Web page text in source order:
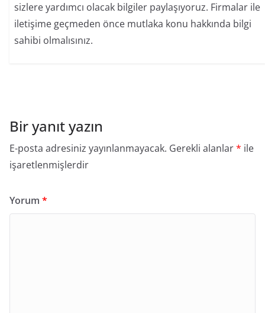
sizlere yardımcı olacak bilgiler paylaşıyoruz. Firmalar ile
iletişime geçmeden önce mutlaka konu hakkında bilgi
sahibi olmalısınız.
Bir yanıt yazın
E-posta adresiniz yayınlanmayacak. Gerekli alanlar* ile
işaretlenmişlerdir
Yorum *